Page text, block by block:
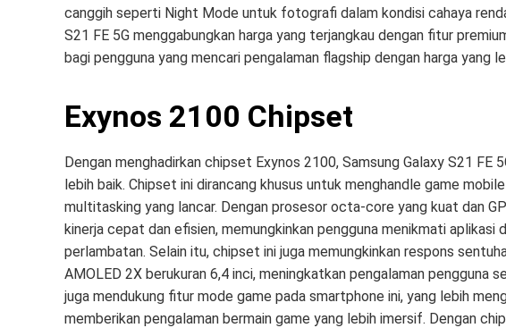
canggih seperti Night Mode untuk fotografi dalam kondisi cahaya
S21 FE 5G menggabungkan harga yang terjangkau dengan fitur
bagi pengguna yang mencari pengalaman flagship dengan harga yang
Exynos 2100 Chipset
Dengan menghadirkan chipset Exynos 2100, Samsung Galaxy S21 FE
lebih baik. Chipset ini dirancang khusus untuk menghandle game
multitasking yang lancar. Dengan prosesor octa-core yang kuat dan
kinerja cepat dan efisien, memungkinkan pengguna menikmati
perlambatan. Selain itu, chipset ini juga memungkinkan respons
AMOLED 2X berukuran 6,4 inci, meningkatkan pengalaman pengguna
juga mendukung fitur mode game pada smartphone ini, yang lebih
memberikan pengalaman bermain game yang lebih imersif. Dengan